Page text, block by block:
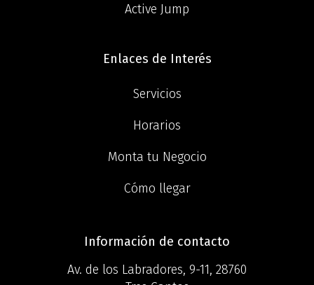
Active Jump
Enlaces de Interés
Servicios
Horarios
Monta tu Negocio
Cómo llegar
Información de contacto
Av. de los Labradores, 9-11, 28760